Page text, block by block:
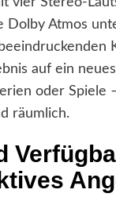
Dolby Atmos
auf ein
oder Spiele
räumlich.